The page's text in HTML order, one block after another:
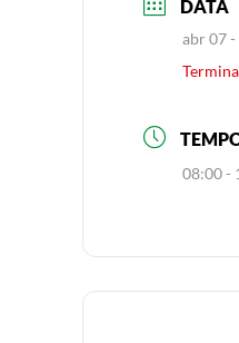
DATA
abr 07
08:00 -